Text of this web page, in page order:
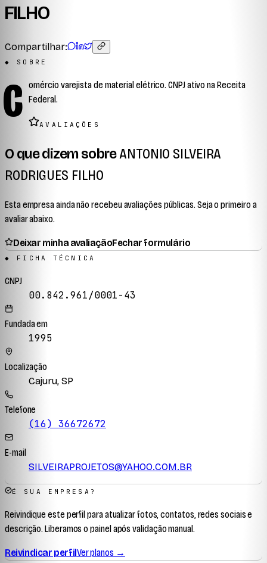
FILHO
Compartilhar:
◆ SOBRE
C omércio varejista de material elétrico. CNPJ ativo na Receita
Federal.
AVALIAÇÕES
O que dizem sobreANTONIO SILVEIRA
RODRIGUES FILHO
Esta empresa ainda não recebeu avaliações públicas. Seja o primeiro a
avaliar abaixo.
Deixar minha avaliaçãoFechar formulário
◆ FICHA TÉCNICA
CNPJ
00.842.961/0001-43
Fundada em
1995
Localização
Cajuru, SP
Telefone
(16) 36672672
E-mail
SILVEIRAPROJETOS@YAHOO.COM.BR
É SUA EMPRESA?
Reivindique este perfil para atualizar fotos, contatos, redes sociais e
descrição. Liberamos o painel após validação manual.
Reivindicar perfilVer planos →